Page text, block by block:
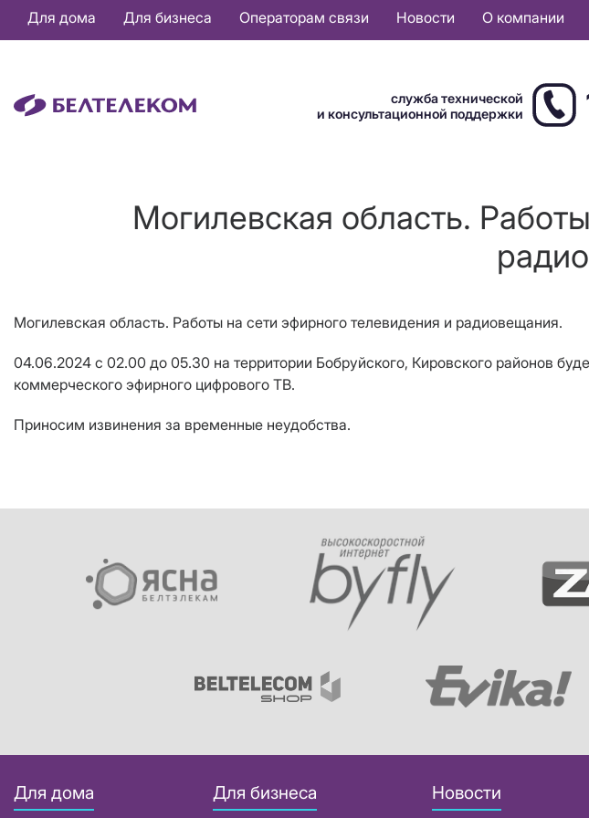
Основная
навигация
Для дома Для бизнеса Операторам связи Новости О компании
служба технической
и консультационной поддержки
Могилевская область.
Могилевская область. Работы на сети эфирного телевидения и радиовещания.
04.06.2024 с 02.00 до 05.30 на территории Бобруйского, Кировского районов
коммерческого эфирного цифрового ТВ.
Приносим извинения за временные неудобства.
Для дома Для бизнеса Новости